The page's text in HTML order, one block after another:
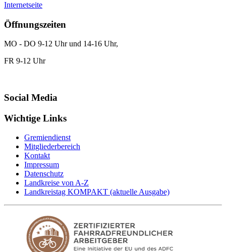
Internetseite
Öffnungszeiten
MO - DO 9-12 Uhr und 14-16 Uhr,
FR 9-12 Uhr
Social Media
Wichtige Links
Gremiendienst
Mitgliederbereich
Kontakt
Impressum
Datenschutz
Landkreise von A-Z
Landkreistag KOMPAKT (aktuelle Ausgabe)